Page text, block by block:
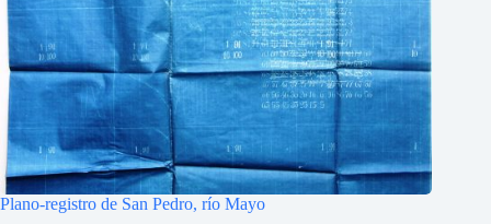
Plano-registro de San Pedro, río Mayo